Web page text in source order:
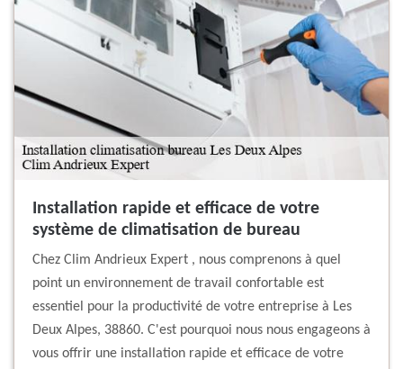
Installation rapide et efficace de votre
système de climatisation de bureau
Chez Clim Andrieux Expert , nous comprenons à quel
point un environnement de travail confortable est
essentiel pour la productivité de votre entreprise à Les
Deux Alpes, 38860. C'est pourquoi nous nous engageons à
vous offrir une installation rapide et efficace de votre